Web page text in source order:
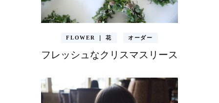
FLOWER ｜ 花 オーダー
フレッシュなクリスマスリース